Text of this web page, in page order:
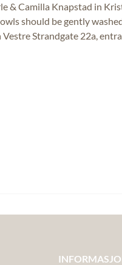
& Camilla Knapstad in
should be gently
Strandgate 22a,